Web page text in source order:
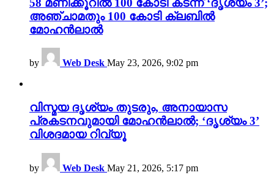
അഞ്ചാമതും 100 കോടി ക്ലബിൽ
മോഹൻലാൽ
by Web Desk May 23, 2026, 9:02 pm
വിസ്മയ ദൃശ്യം തുടരും, അനായാസ
പ്രകടനവുമായി മോഹൻലാൽ; ‘ദൃശ്യം 3’
വിശദമായ റിവ്യൂ
by Web Desk May 21, 2026, 5:17 pm